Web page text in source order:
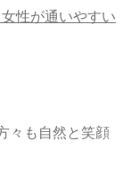
性が通いやすい
々も自然と笑顔